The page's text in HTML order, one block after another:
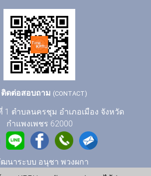
ดต่อสอบถาม (CONTACT)
1 ตำบลนครชุม อำเภอเมือง จังหวัด
กำแพงเพชร 62000
นาระบบ อนุชา พวงผกา
ร์เน็ตของเครื่องแม่ข่าย ✅ (HTTP 200)